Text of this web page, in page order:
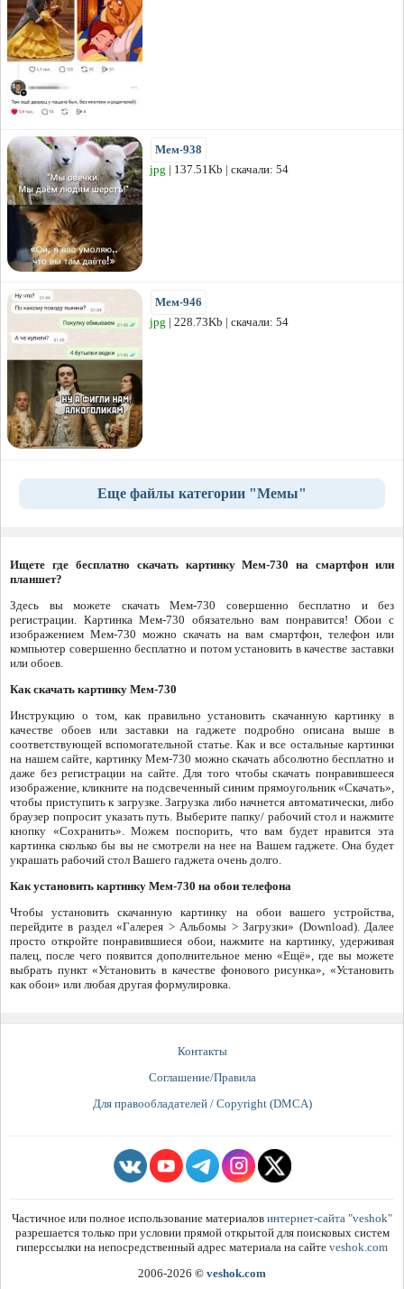
Мем-938
jpg | 137.51Kb | скачали: 54
Мем-946
jpg | 228.73Kb | скачали: 54
Еще файлы категории "Мемы"
Ищете где бесплатно скачать картинку Мем-730 на смартфон или
планшет?
Здесь вы можете скачать Мем-730 совершенно бесплатно и без
регистрации. Картинка Мем-730 обязательно вам понравится! Обои с
изображением Мем-730 можно скачать на вам смартфон, телефон или
компьютер совершенно бесплатно и потом установить в качестве заставки
или обоев.
Как скачать картинку Мем-730
Инструкцию о том, как правильно установить скачанную картинку в
качестве обоев или заставки на гаджете подробно описана выше в
соответствующей вспомогательной статье. Как и все остальные картинки
на нашем сайте, картинку Мем-730 можно скачать абсолютно бесплатно и
даже без регистрации на сайте. Для того чтобы скачать понравившееся
изображение, кликните на подсвеченный синим прямоугольник «Скачать»,
чтобы приступить к загрузке. Загрузка либо начнется автоматически, либо
браузер попросит указать путь. Выберите папку/ рабочий стол и нажмите
кнопку «Сохранить». Можем поспорить, что вам будет нравится эта
картинка сколько бы вы не смотрели на нее на Вашем гаджете. Она будет
украшать рабочий стол Вашего гаджета очень долго.
Как установить картинку Мем-730 на обои телефона
Чтобы установить скачанную картинку на обои вашего устройства,
перейдите в раздел «Галерея > Альбомы > Загрузки» (Download). Далее
просто откройте понравившиеся обои, нажмите на картинку, удерживая
палец, после чего появится дополнительное меню «Ещё», где вы можете
выбрать пункт «Установить в качестве фонового рисунка», «Установить
как обои» или любая другая формулировка.
Контакты
Соглашение/Правила
Для правообладателей / Copyright (DMCA)
Частичное или полное использование материалов интернет-сайта "veshok"
разрешается только при условии прямой открытой для поисковых систем
гиперссылки на непосредственный адрес материала на сайте veshok.com
2006-2026 © veshok.com